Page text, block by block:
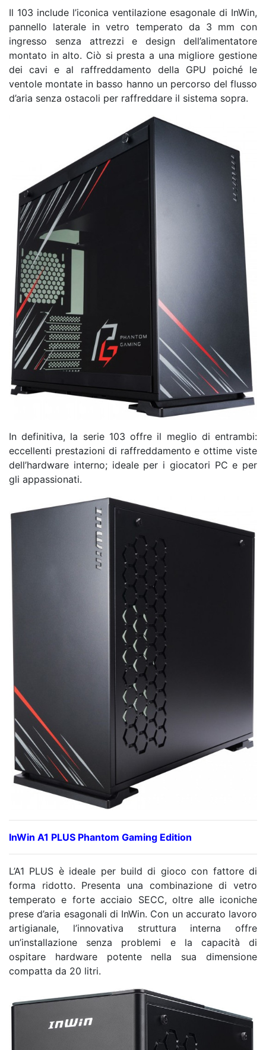
Il 103 include l’iconica ventilazione esagonale di InWin,
pannello laterale in vetro temperato da 3 mm con
ingresso senza attrezzi e design dell’alimentatore
montato in alto. Ciò si presta a una migliore gestione
dei cavi e al raffreddamento della GPU poiché le
ventole montate in basso hanno un percorso del flusso
d’aria senza ostacoli per raffreddare il sistema sopra.
In definitiva, la serie 103 offre il meglio di entrambi:
eccellenti prestazioni di raffreddamento e ottime viste
dell’hardware interno; ideale per i giocatori PC e per
gli appassionati.
InWin A1 PLUS Phantom Gaming Edition
L’A1 PLUS è ideale per build di gioco con fattore di
forma ridotto. Presenta una combinazione di vetro
temperato e forte acciaio SECC, oltre alle iconiche
prese d’aria esagonali di InWin. Con un accurato lavoro
artigianale, l’innovativa struttura interna offre
un’installazione senza problemi e la capacità di
ospitare hardware potente nella sua dimensione
compatta da 20 litri.